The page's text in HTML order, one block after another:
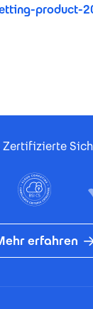
product-
erfahren